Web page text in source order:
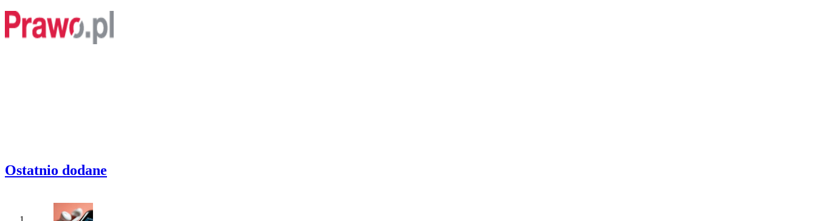
Ostatnio dodane